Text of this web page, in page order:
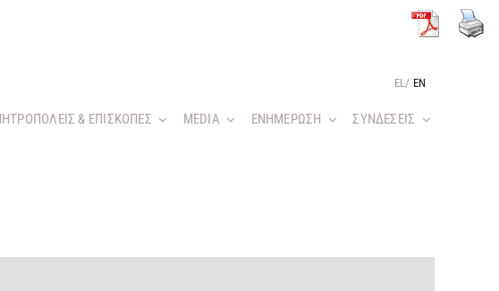
EL / EN
& ΕΠΙΣΚΟΠΕΣ MEDIA ΕΝΗΜΕΡΩΣΗ ΣΥΝΔΕΣΕΙΣ